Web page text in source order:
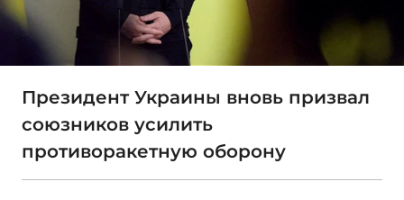
Президент Украины вновь призвал
союзников усилить
противоракетную оборону